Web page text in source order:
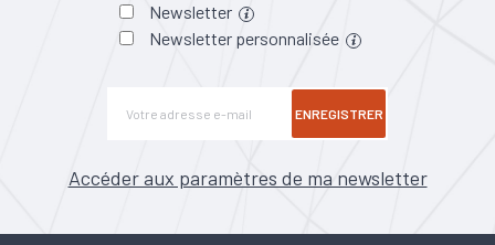
Newsletter
Newsletter personnalisée
ENREGISTRER
Accéder aux paramètres de ma newsletter